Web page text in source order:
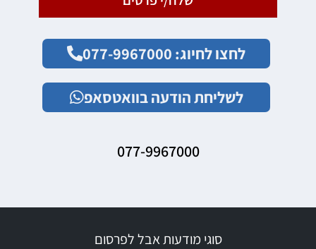
לחצו לחיוג: 077-9967000
לשליחת הודעה בוואטסאפ
077-9967000
סוגי מודעות אבל לפרסום